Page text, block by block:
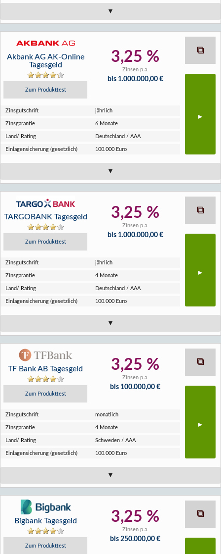
Akbank AG AK-Online
Tagesgeld
Zum Produkttest
3,25 %
Zinsen p.a.
bis 1.000.000,00 €
Zins­gutschrift jährlich
Zins­garantie 6 Monate
Land/ Rating Deutschland / AAA
Einlagen­sicherung (gesetzlich) 100.000 Euro
TARGOBANK Tagesgeld
Zum Produkttest
3,25 %
Zinsen p.a.
bis 1.000.000,00 €
Zins­gutschrift jährlich
Zins­garantie 4 Monate
Land/ Rating Deutschland / AAA
Einlagen­sicherung (gesetzlich) 100.000 Euro
TF Bank AB Tagesgeld
Zum Produkttest
3,25 %
Zinsen p.a.
bis 100.000,00 €
Zins­gutschrift monatlich
Zins­garantie 4 Monate
Land/ Rating Schweden / AAA
Einlagen­sicherung (gesetzlich) 100.000 Euro
Bigbank Tagesgeld
Zum Produkttest
3,25 %
Zinsen p.a.
bis 250.000,00 €